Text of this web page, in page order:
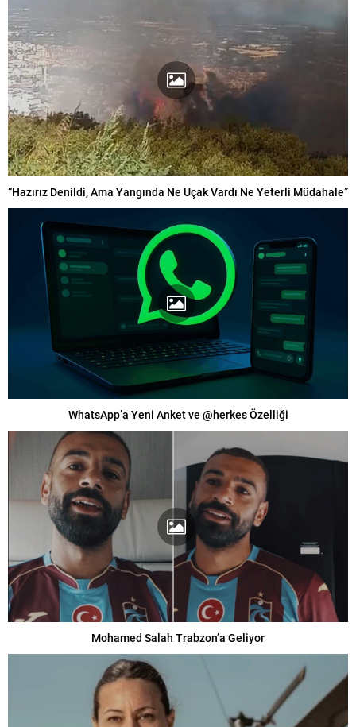
“Hazırız Denildi, Ama Yangında Ne Uçak Vardı Ne Yeterli Müdahale”
WhatsApp’a Yeni Anket ve @herkes Özelliği
Mohamed Salah Trabzon’a Geliyor